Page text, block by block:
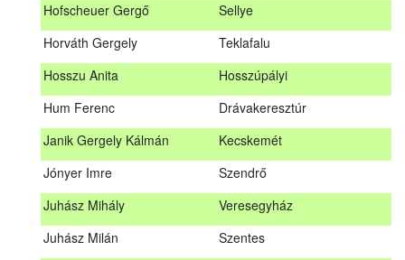
Hofscheuer Gergő
Sellye
Horváth Gergely
Teklafalu
Hosszu Anita
Hosszúpályi
Hum Ferenc
Drávakeresztúr
Janik Gergely Kálmán
Kecskemét
Jónyer Imre
Szendrő
Juhász Mihály
Veresegyház
Juhász Milán
Szentes
Kosd
Csobánka
Horváth Gergely
Hosszu Anita
Drávakeresztúr